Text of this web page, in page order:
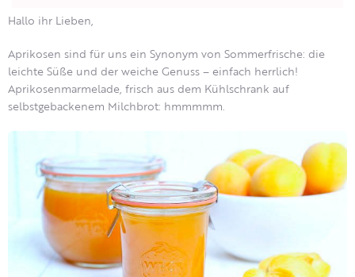
Hallo ihr Lieben,
Aprikosen sind für uns ein Synonym von Sommerfrische: die
leichte Süße und der weiche Genuss – einfach herrlich!
Aprikosenmarmelade, frisch aus dem Kühlschrank auf
selbstgebackenem Milchbrot: hmmmmm.